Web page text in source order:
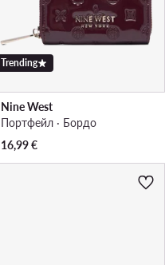
Trending
Nine West
Портфейл · Бордо
16,99€